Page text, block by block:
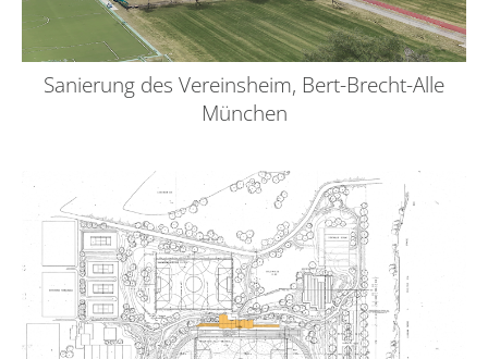
Sanierung des Vereinsheim, Bert-Brecht-Alle
München